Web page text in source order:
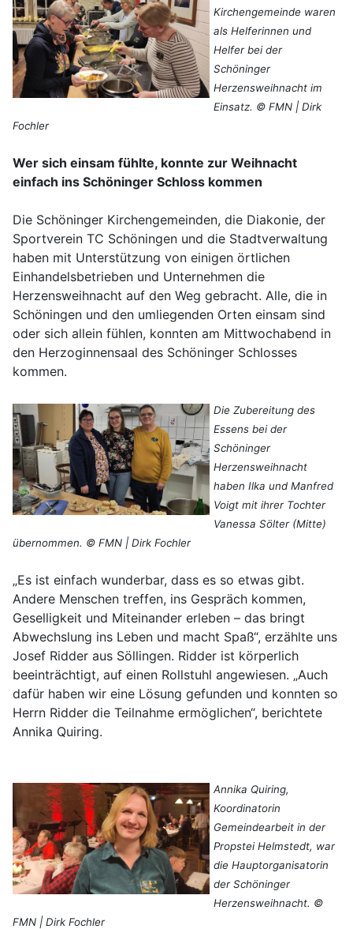
Kirchengemeinde waren
als Helferinnen und
Helfer bei der
Schöninger
Herzensweihnacht im
Einsatz. © FMN | Dirk
Fochler
Wer sich einsam fühlte, konnte zur Weihnacht
einfach ins Schöninger Schloss kommen
Die Schöninger Kirchengemeinden, die Diakonie, der
Sportverein TC Schöningen und die Stadtverwaltung
haben mit Unterstützung von einigen örtlichen
Einhandelsbetrieben und Unternehmen die
Herzensweihnacht auf den Weg gebracht. Alle, die in
Schöningen und den umliegenden Orten einsam sind
oder sich allein fühlen, konnten am Mittwochabend in
den Herzoginnensaal des Schöninger Schlosses
kommen.
Die Zubereitung des
Essens bei der
Schöninger
Herzensweihnacht
haben Ilka und Manfred
Voigt mit ihrer Tochter
Vanessa Sölter (Mitte)
übernommen. © FMN | Dirk Fochler
„Es ist einfach wunderbar, dass es so etwas gibt.
Andere Menschen treffen, ins Gespräch kommen,
Geselligkeit und Miteinander erleben – das bringt
Abwechslung ins Leben und macht Spaß“, erzählte uns
Josef Ridder aus Söllingen. Ridder ist körperlich
beeinträchtigt, auf einen Rollstuhl angewiesen. „Auch
dafür haben wir eine Lösung gefunden und konnten so
Herrn Ridder die Teilnahme ermöglichen“, berichtete
Annika Quiring.
Annika Quiring,
Koordinatorin
Gemeindearbeit in der
Propstei Helmstedt, war
die Hauptorganisatorin
der Schöninger
Herzensweihnacht. ©
FMN | Dirk Fochler